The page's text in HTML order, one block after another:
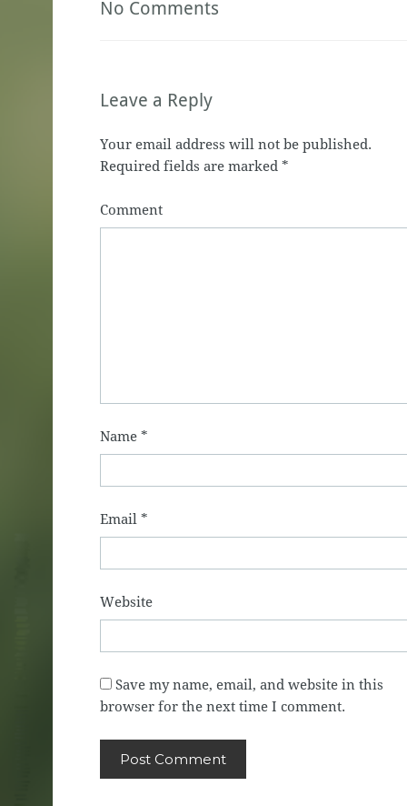
No Comments
Leave a Reply
Your email address will not be published.
Required fields are marked *
Comment
Name *
Email *
Website
Save my name, email, and website in this
browser for the next time I comment.